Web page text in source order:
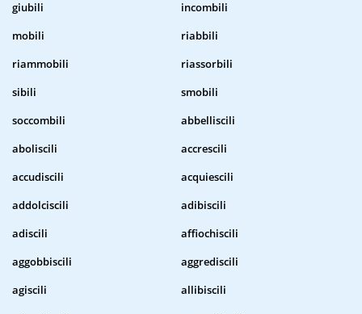
giubili
incombili
mobili
riabbili
riammobili
riassorbili
sibili
smobili
soccombili
abbelliscili
aboliscili
accrescili
accudiscili
acquiescili
addolciscili
adibiscili
adiscili
affiochiscili
aggobbiscili
aggrediscili
agiscili
allibiscili